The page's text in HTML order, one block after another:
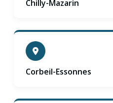
Chilly-Mazarin
Corbeil-Essonnes